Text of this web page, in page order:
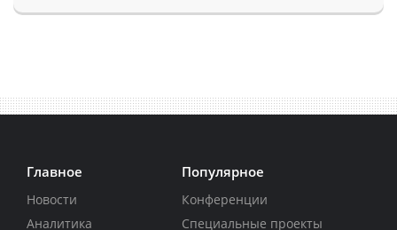
Главное
Новости
Аналитика
Популярное
Конференции
Специальные проекты